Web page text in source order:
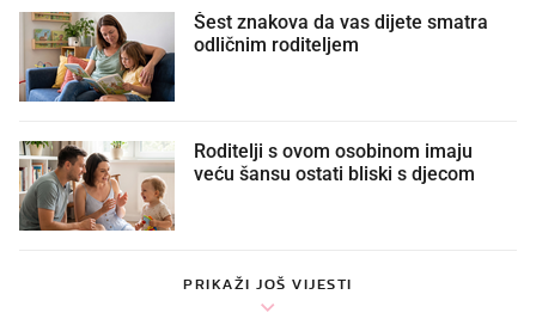
Šest znakova da vas dijete smatra
odličnim roditeljem
Roditelji s ovom osobinom imaju
veću šansu ostati bliski s djecom
PRIKAŽI JOŠ VIJESTI